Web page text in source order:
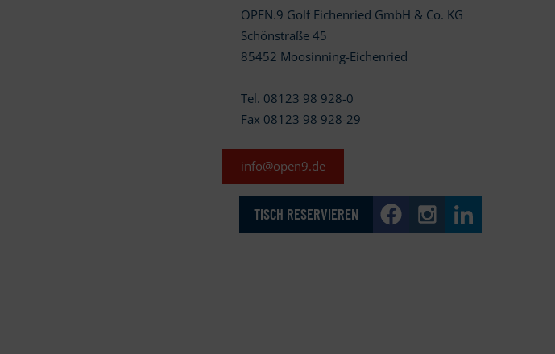
OPEN.9 Golf Eichenried GmbH & Co. KG
Schönstraße 45
85452 Moosinning-Eichenried
Tel. 08123 98 928-0
Fax 08123 98 928-29
info@open9.de
TISCH RESERVIEREN